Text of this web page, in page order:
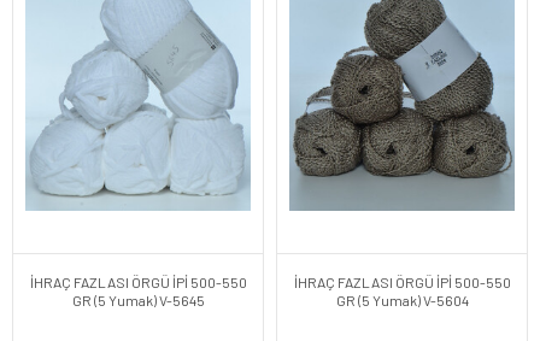
İHRAÇ FAZLASI ÖRGÜ İPİ 500-550
GR (5 Yumak) V-5645
İHRAÇ FAZLASI ÖRGÜ İPİ 500-550
GR (5 Yumak) V-5604